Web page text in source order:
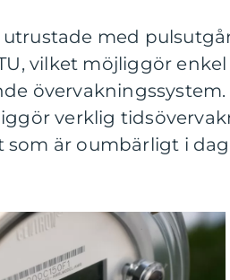
med
vilket möjliggör
övervakningssystem.
verklig
är oumbärligt i